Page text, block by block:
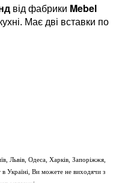
від фабрики Mebel
Має дві вставки по
Львів, Одеса, Харків, Запоріжжя,
Україні, Ви можете не виходячи з